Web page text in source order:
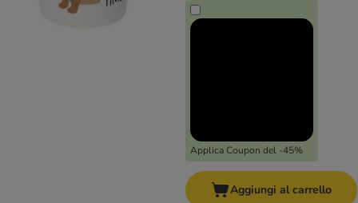
Applica Coupon del -45%
Aggiungi al carrello